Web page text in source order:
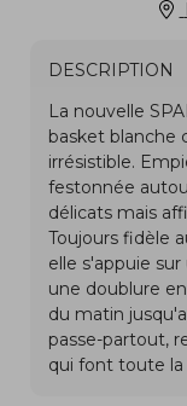
DESCRIPTION